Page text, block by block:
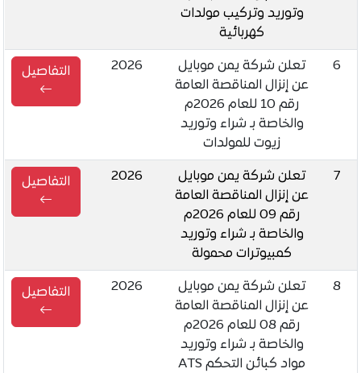
وتوريد وتركيب مولدات
كهربائية
6
تعلن شركة يمن موبايل
عن إنزال المناقصة العامة
رقم 10 للعام 2026م
والخاصة بـ شراء وتوريد
زيوت للمولدات
2026 التفاصيل
7
تعلن شركة يمن موبايل
عن إنزال المناقصة العامة
رقم 09 للعام 2026م
والخاصة بـ شراء وتوريد
كمبيوترات محمولة
2026 التفاصيل
8
تعلن شركة يمن موبايل
عن إنزال المناقصة العامة
رقم 08 للعام 2026م
والخاصة بـ شراء وتوريد
مواد كبائن التحكم ATS
2026 التفاصيل